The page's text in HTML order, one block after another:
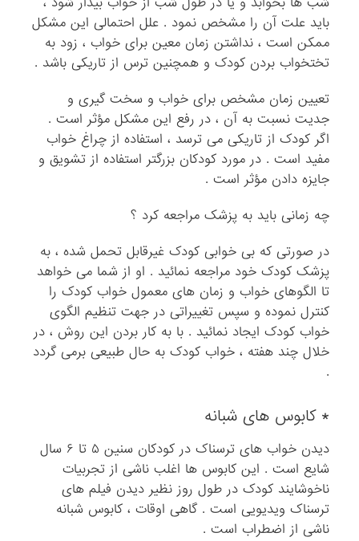
باید علت آن را مشخص نمود . علل احتمالی این مشکل
ممکن است ، نداشتن زمان معین برای خواب ، زود به
تختخواب بردن کودک و همچنین ترس از تاریکی باشد .
تعیین زمان مشخص برای خواب و سخت گیری و
جدیت نسبت به آن ،‌ در رفع این مشکل مؤثر است .
اگر کودک از تاریکی می ترسد ، استفاده از چراغ خواب
مفید است . در مورد کودکان بزرگتر استفاده از تشویق و
جایزه دادن مؤثر است .
چه زمانی باید به پزشک مراجعه کرد ؟
در صورتی که بی خوابی کودک غیرقابل تحمل شده ، به
پزشک کودک خود مراجعه نمائید . او از شما می خواهد
تا الگوهای خواب و زمان های معمول خواب کودک را
کنترل نموده و سپس تغییراتی در جهت تنظیم الگوی
خواب کودک ایجاد نمائید . با به کار بردن این روش ، در
خلال چند هفته ، خواب کودک به حال طبیعی برمی گردد
.
*‌ کابوس های شبانه
دیدن خواب های ترسناک در کودکان سنین ۵ تا ۶ سال
شایع است . این کابوس ها اغلب ناشی از تجربیات
ناخوشایند کودک در طول روز نظیر دیدن فیلم های
ترسناک ویدیویی است . گاهی اوقات ، کابوس شبانه
ناشی از اضطراب است .